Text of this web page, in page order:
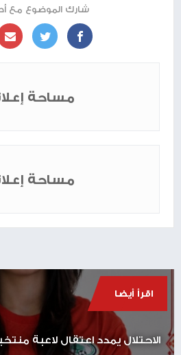
شارك الموضوع مع
مساحة
مساحة
اقرأ أيضا
الاحتلال يمدد اعتقال لاعبة